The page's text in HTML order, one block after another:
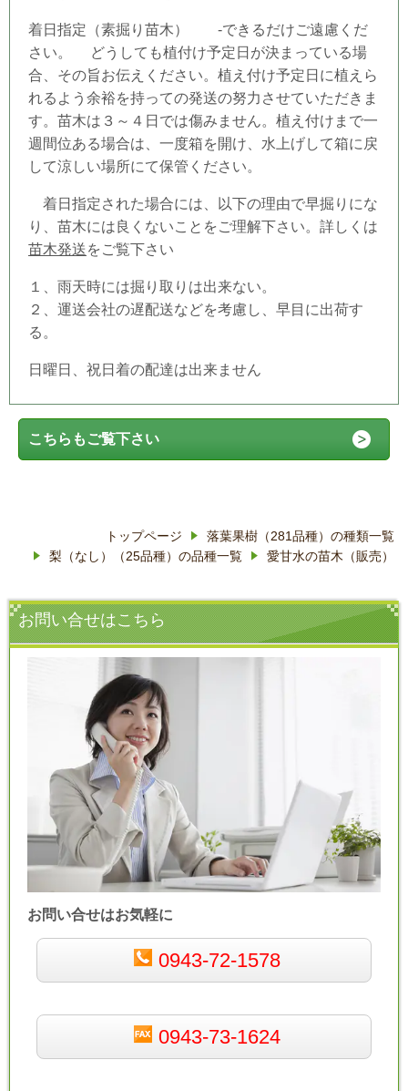
着日指定（素掘り苗木） -できるだけご遠慮くだ
さい。 どうしても植付け予定日 が決まっている場
合、その旨お伝えください。植え付け予定日 に植えら
れるよう余裕を持っての発送の努力させていただきま
す。苗木は３～４日では傷みません。植え付けまで一
週間位ある場合は、一度箱を開け、水上げして箱に戻
して涼しい場所にて保管ください。
着日指定された場合には、以下の理由で早掘りにな
り、苗木には良くないことをご理解下さい。詳しくは
苗木発送をご覧下さい
１、雨天時には掘り取りは出来ない。
２、運送会社の遅配送などを考慮し、早目に出荷す
る。
日曜日、祝日着の配達は出来ません
こちらもご覧下さい
トップページ
落葉果樹（281品種）の種類一覧
梨（なし）（25品種）の品種一覧
愛甘水の苗木（販売）
お問い合せはこちら
お問い合せはお気軽に
0943-72-1578
0943-73-1624